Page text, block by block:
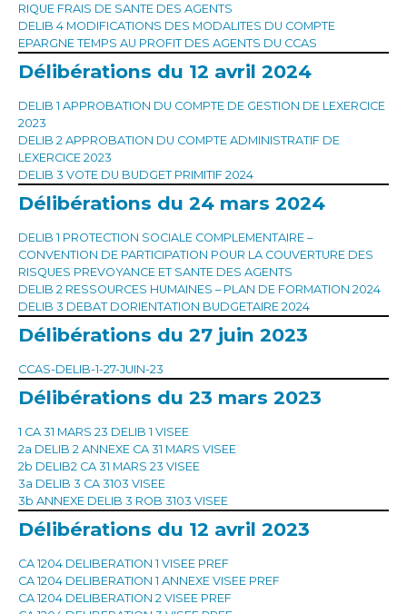
RIQUE FRAIS DE SANTE DES AGENTS
DELIB 4 MODIFICATIONS DES MODALITES DU COMPTE
EPARGNE TEMPS AU PROFIT DES AGENTS DU CCAS
Délibérations du 12 avril 2024
DELIB 1 APPROBATION DU COMPTE DE GESTION DE LEXERCICE
2023
DELIB 2 APPROBATION DU COMPTE ADMINISTRATIF DE
LEXERCICE 2023
DELIB 3 VOTE DU BUDGET PRIMITIF 2024
Délibérations du 24 mars 2024
DELIB 1 PROTECTION SOCIALE COMPLEMENTAIRE –
CONVENTION DE PARTICIPATION POUR LA COUVERTURE DES
RISQUES PREVOYANCE ET SANTE DES AGENTS
DELIB 2 RESSOURCES HUMAINES – PLAN DE FORMATION 2024
DELIB 3 DEBAT DORIENTATION BUDGETAIRE 2024
Délibérations du 27 juin 2023
CCAS-DELIB-1-27-JUIN-23
Délibérations du 23 mars 2023
1 CA 31 MARS 23 DELIB 1 VISEE
2a DELIB 2 ANNEXE CA 31 MARS VISEE
2b DELIB2 CA 31 MARS 23 VISEE
3a DELIB 3 CA 3103 VISEE
3b ANNEXE DELIB 3 ROB 3103 VISEE
Délibérations du 12 avril 2023
CA 1204 DELIBERATION 1 VISEE PREF
CA 1204 DELIBERATION 1 ANNEXE VISEE PREF
CA 1204 DELIBERATION 2 VISEE PREF